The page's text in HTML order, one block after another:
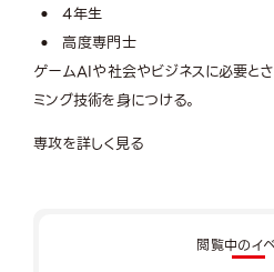
閲覧中のイ
4年生
高度専門士
ゲームAIや社会やビジネスに必要と
ミング技術を身につける。
専攻を詳しく見る